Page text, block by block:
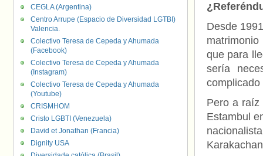
Desde
que para
sería
Pero a raíz
Estambul
CEGLA (Argentina)
Centro Arrupe (Espacio de Diversidad LGTBI)
Valencia.
Colectivo Teresa de Cepeda y Ahumada
(Facebook)
Colectivo Teresa de Cepeda y Ahumada
(Instagram)
Colectivo Teresa de Cepeda y Ahumada
(Youtube)
CRISMHOM
Cristo LGBTI (Venezuela)
David et Jonathan (Francia)
Dignity USA